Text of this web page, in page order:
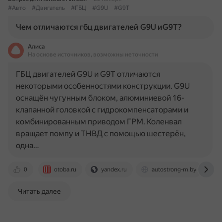
#Авто
#Двигатель #ГБЦ #G9U #G9T
Чем отличаются гбц двигателей G9U иG9T?
Алиса
На основе источников, возможны неточности
0 otoba.ru yandex.ru autostrong-m.by
ГБЦ двигателей G9U и G9T отличаются
некоторыми особенностями конструкции. G9U
оснащён чугунным блоком, алюминиевой 16-
клапанной головкой с гидрокомпенсаторами и
комбинированным приводом ГРМ. Коленвал
вращает помпу и ТНВД с помощью шестерён,
одна…
Читать далее